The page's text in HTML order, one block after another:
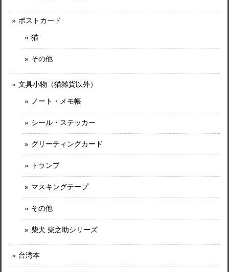
ポストカード
猫
その他
文具小物（猫雑貨以外）
ノート・メモ帳
シール・ステッカー
グリーティングカード
トランプ
マスキングテープ
その他
柴犬 柴之助シリーズ
台湾本